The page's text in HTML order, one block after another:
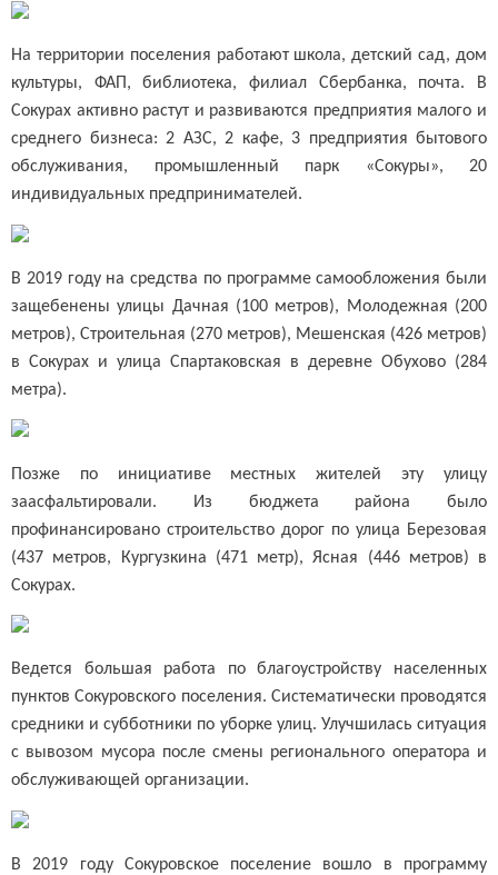
На территории поселения работают школа, детский сад, дом
культуры, ФАП, библиотека, филиал Сбербанка, почта. В
Сокурах активно растут и развиваются предприятия малого и
среднего бизнеса: 2 АЗС, 2 кафе, 3 предприятия бытового
обслуживания, промышленный парк «Сокуры», 20
индивидуальных предпринимателей.
В 2019 году на средства по программе самообложения были
защебенены улицы Дачная (100 метров), Молодежная (200
метров), Строительная (270 метров), Мешенская (426 метров)
в Сокурах и улица Спартаковская в деревне Обухово (284
метра).
Позже по инициативе местных жителей эту улицу
заасфальтировали. Из бюджета района было
профинансировано строительство дорог по улица Березовая
(437 метров, Кургузкина (471 метр), Ясная (446 метров) в
Сокурах.
Ведется большая работа по благоустройству населенных
пунктов Сокуровского поселения. Систематически проводятся
средники и субботники по уборке улиц. Улучшилась ситуация
с вывозом мусора после смены регионального оператора и
обслуживающей организации.
В 2019 году Сокуровское поселение вошло в программу